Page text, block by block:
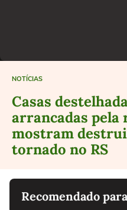
NOTÍCIAS
Casas
arrancadas pela
mostram
tornado no RS
Recomendado